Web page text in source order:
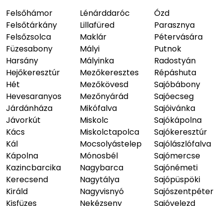
Felsőhámor
Felsőtárkány
Felsőzsolca
Füzesabony
Harsány
Hejőkeresztúr
Hét
Hevesaranyos
Járdánháza
Jávorkút
Kács
Kál
Kápolna
Kazincbarcika
Kerecsend
Királd
Kisfüzes
Lénárddaróc
Lillafüred
Maklár
Mályi
Mályinka
Mezőkeresztes
Mezőkövesd
Mezőnyárád
Mikófalva
Miskolc
Miskolctapolca
Mocsolyástelep
Mónosbél
Nagybarca
Nagytálya
Nagyvisnyó
Nekézseny
Ózd
Parasznya
Pétervására
Putnok
Radostyán
Répáshuta
Sajóbábony
Sajóecseg
Sajóivánka
Sajókápolna
Sajókeresztúr
Sajólászlófalva
Sajómercse
Sajónémeti
Sajópüspöki
Sajószentpéter
Sajóvelezd